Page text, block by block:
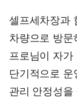
셀프세차장과
차량으로 방문
프로님이 자가
단기적으로
관리 안정성